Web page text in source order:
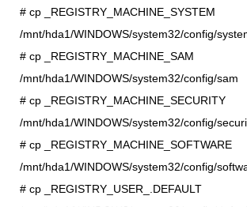
# cp _REGISTRY_MACHINE_SYSTEM
/mnt/hda1/WINDOWS/system32/config/
# cp _REGISTRY_MACHINE_SAM
/mnt/hda1/WINDOWS/system32/config/sam
# cp _REGISTRY_MACHINE_SECURITY
/mnt/hda1/WINDOWS/system32/config/
# cp _REGISTRY_MACHINE_SOFTWARE
/mnt/hda1/WINDOWS/system32/config/
# cp _REGISTRY_USER_.DEFAULT